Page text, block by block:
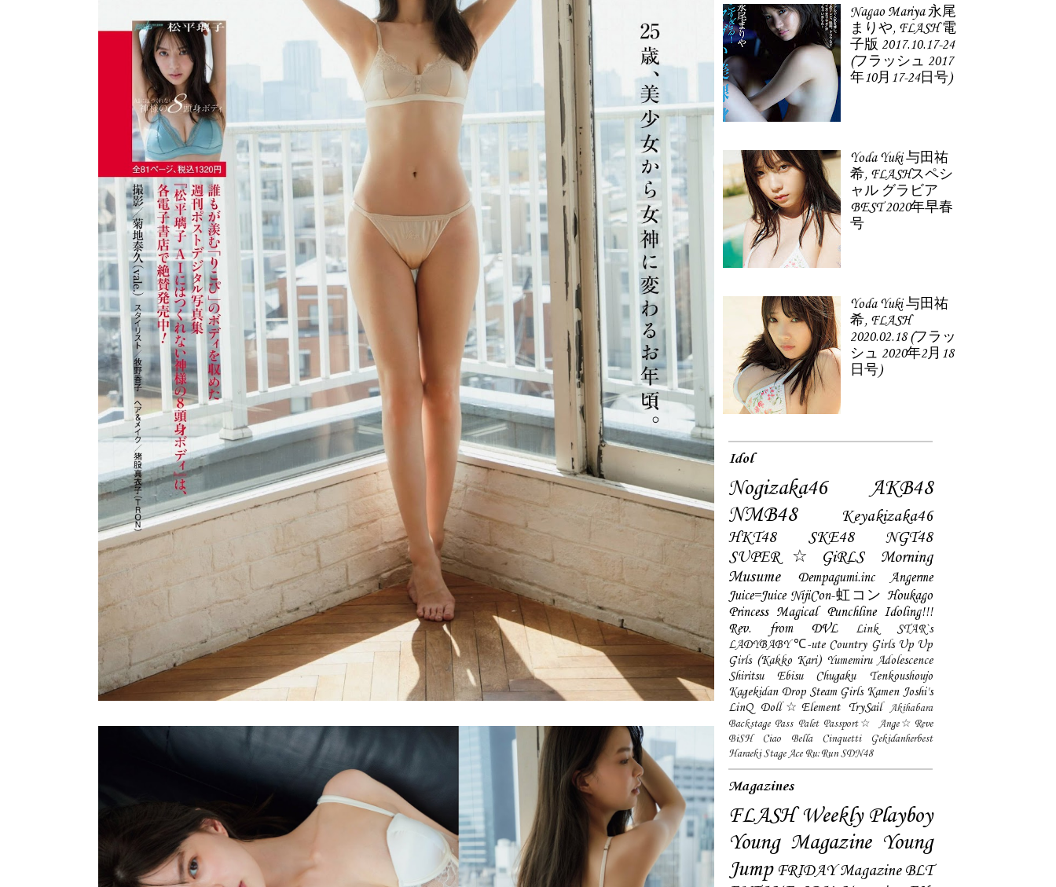
Nagao Mariya 永尾
まりや, FLASH 電
子版 2017.10.17-24
(フラッシュ 2017
年10月17-24日号)
Yoda Yuki 与田祐
希, FLASHスペシ
ャル グラビア
BEST 2020年早春
号
Yoda Yuki 与田祐
希, FLASH
2020.02.18 (フラッ
シュ 2020年2月18
日号)
Idol
Nogizaka46
AKB48
NMB48
Keyakizaka46
HKT48
SKE48
NGT48
SUPER☆GiRLS
Morning
Musume
Dempagumi.inc
Angerme
Juice=Juice NijiCon-虹コン Houkago
Princess Magical Punchline Idoling!!!
Rev. from DVL
Link STAR`s
LADYBABY ℃-ute Country Girls Up Up
Girls (Kakko Kari) Yumemiru Adolescence
Shiritsu Ebisu Chugaku
Tenkoushoujo
Kagekidan Drop Steam Girls Kamen Joshi's
LinQ Doll☆Element TrySail
Akihabara
Backstage Pass Palet Passport☆
Ange☆Reve
BiSH
Ciao Bella Cinquetti
Gekidanherbest
Haraeki Stage Ace Ru:Run SDN48
Magazines
FLASH Weekly Playboy
Young Magazine Young
Jump FRIDAY Magazine BLT